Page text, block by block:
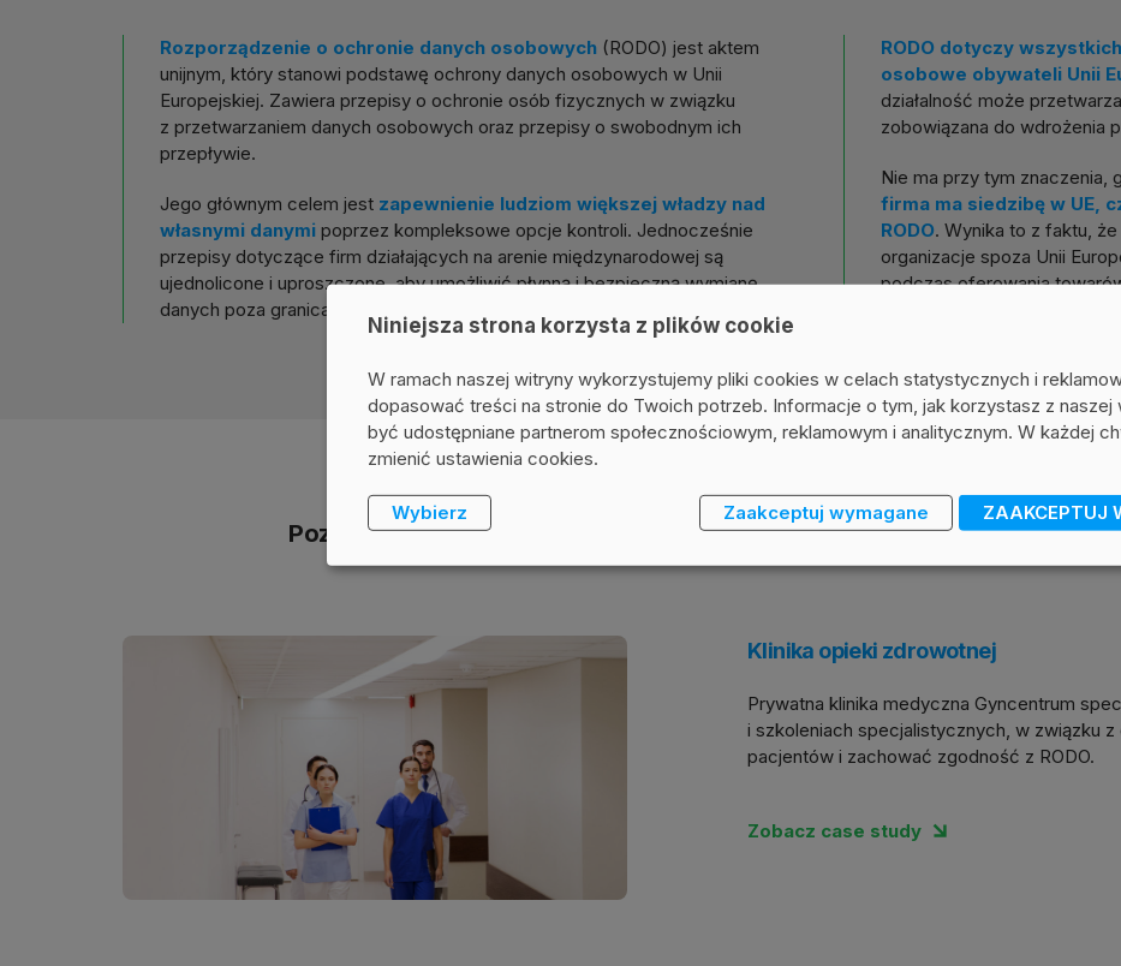
Rozporządzenie o ochronie danych osobowych (RODO) jest aktem
unijnym, który stanowi podstawę ochrony danych osobowych w Unii
Europejskiej. Zawiera przepisy o ochronie osób fizycznych w związku
z przetwarzaniem danych osobowych oraz przepisy o swobodnym ich
przepływie.
Jego głównym celem jest zapewnienie ludziom większej władzy nad
własnymi danymi poprzez kompleksowe opcje kontroli. Jednocześnie
przepisy dotyczące firm działających na arenie międzynarodowej są
ujednolicone i uproszczone, aby umożliwić płynną i bezpieczną wymianę
danych poza granicami.
RODO dotyczy
osobowe obywateli Unii
działalność może
zobowiązana do wdrożenia
Nie ma przy tym znaczenia,
firma ma siedzibę w UE,
RODO. Wynika to z faktu,
organizacje spoza Unii
podczas oferowania
Poznaj przypadki z życia wzięte. Dowiedz się jakSafetica pomagauzyskać
Klinika opieki zdrowotnej
Prywatna klinika medyczna Gyncentrum
i szkoleniach specjalistycznych, w związku
pacjentów i zachować zgodność z RODO.
Zobacz case study
Niniejsza strona korzysta z plików cookie
W ramach naszej witryny wykorzystujemy pliki cookies w celach statystycznych i
dopasować treści na stronie do Twoich potrzeb. Informacje o tym, jak korzystasz z naszej
być udostępniane partnerom społecznościowym, reklamowym i analitycznym. W każdej
zmienić ustawienia cookies.
Wybierz Zaakceptuj wymagane ZAAKCEPTUJ